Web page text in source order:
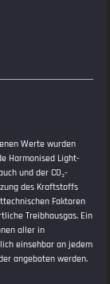
Werte wurden
Harmonised Light-
und der CO₂-
des Kraftstoffs
Faktoren
Treibhausgas. Ein
aller in
einsehbar an jedem
angeboten werden.